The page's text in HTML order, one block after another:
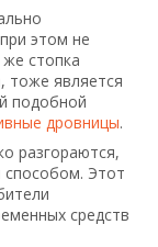
этом не
стопка
тоже является
подобной
дровницы.
разгораются,
способом. Этот
средств